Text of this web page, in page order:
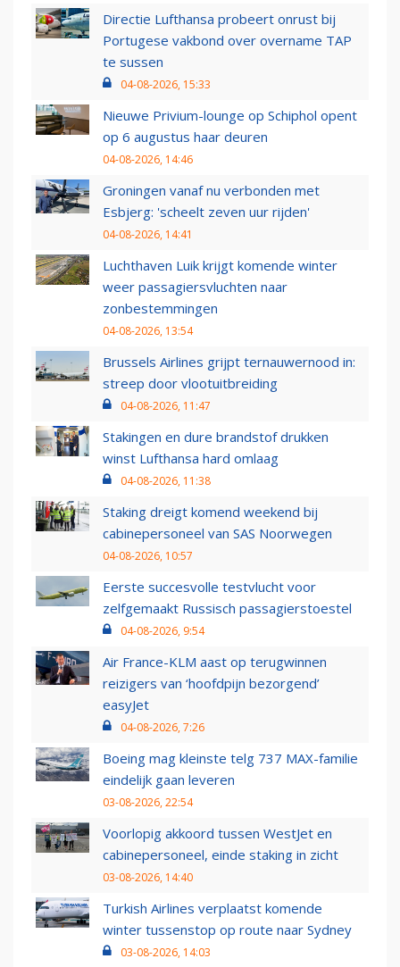
Directie Lufthansa probeert onrust bij
Portugese vakbond over overname TAP
te sussen
04-08-2026, 15:33
Nieuwe Privium-lounge op Schiphol opent
op 6 augustus haar deuren
04-08-2026, 14:46
Groningen vanaf nu verbonden met
Esbjerg: 'scheelt zeven uur rijden'
04-08-2026, 14:41
Luchthaven Luik krijgt komende winter
weer passagiersvluchten naar
zonbestemmingen
04-08-2026, 13:54
Brussels Airlines grijpt ternauwernood in:
streep door vlootuitbreiding
04-08-2026, 11:47
Stakingen en dure brandstof drukken
winst Lufthansa hard omlaag
04-08-2026, 11:38
Staking dreigt komend weekend bij
cabinepersoneel van SAS Noorwegen
04-08-2026, 10:57
Eerste succesvolle testvlucht voor
zelfgemaakt Russisch passagierstoestel
04-08-2026, 9:54
Air France-KLM aast op terugwinnen
reizigers van ‘hoofdpijn bezorgend’
easyJet
04-08-2026, 7:26
Boeing mag kleinste telg 737 MAX-familie
eindelijk gaan leveren
03-08-2026, 22:54
Voorlopig akkoord tussen WestJet en
cabinepersoneel, einde staking in zicht
03-08-2026, 14:40
Turkish Airlines verplaatst komende
winter tussenstop op route naar Sydney
03-08-2026, 14:03